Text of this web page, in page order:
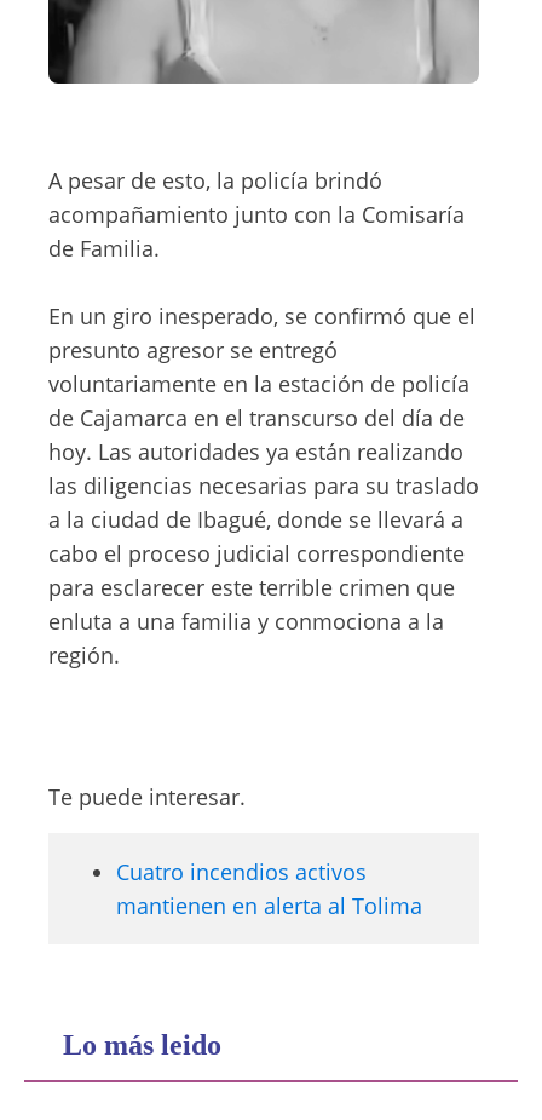
A pesar de esto, la policía brindó
acompañamiento junto con la Comisaría
de Familia.
En un giro inesperado, se confirmó que el
presunto agresor se entregó
voluntariamente en la estación de policía
de Cajamarca en el transcurso del día de
hoy. Las autoridades ya están realizando
las diligencias necesarias para su traslado
a la ciudad de Ibagué, donde se llevará a
cabo el proceso judicial correspondiente
para esclarecer este terrible crimen que
enluta a una familia y conmociona a la
región.
Te puede interesar.
Cuatro incendios activos
mantienen en alerta al Tolima
Lo más leido